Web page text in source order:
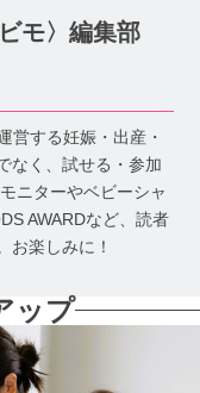
モ〉編集部
営する妊娠・出産・
なく、試せる・参加
ニターやベビーシャ
AWARDなど、読者
お楽しみに！
ップ